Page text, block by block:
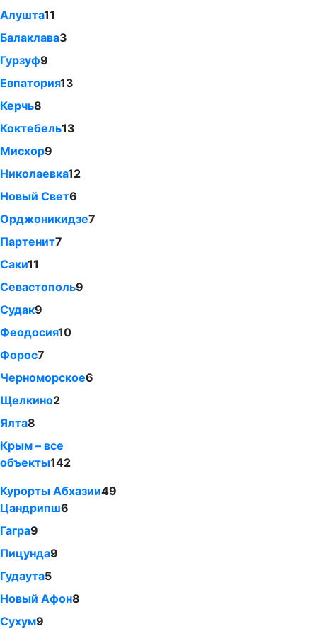
Алушта11
Балаклава3
Гурзуф9
Евпатория13
Керчь8
Коктебель13
Мисхор9
Николаевка12
Новый Свет6
Орджоникидзе7
Партенит7
Саки11
Севастополь9
Судак9
Феодосия10
Форос7
Черноморское6
Щелкино2
Ялта8
Крым – все
объекты142
Курорты Абхазии49
Цандрипш6
Гагра9
Пицунда9
Гудаута5
Новый Афон8
Сухум9